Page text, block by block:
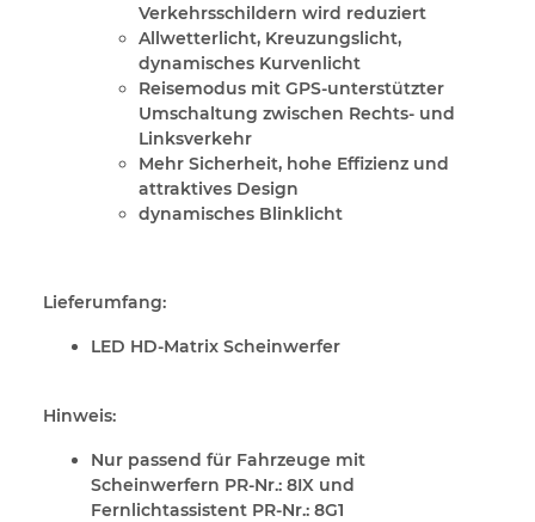
Verkehrsschildern wird reduziert
Allwetterlicht, Kreuzungslicht,
dynamisches Kurvenlicht
Reisemodus mit GPS-unterstützter
Umschaltung zwischen Rechts- und
Linksverkehr
Mehr Sicherheit, hohe Effizienz und
attraktives Design
dynamisches Blinklicht
Lieferumfang:
LED HD-Matrix Scheinwerfer
Hinweis:
Nur passend für Fahrzeuge mit
Scheinwerfern PR-Nr.: 8IX und
Fernlichtassistent PR-Nr.: 8G1